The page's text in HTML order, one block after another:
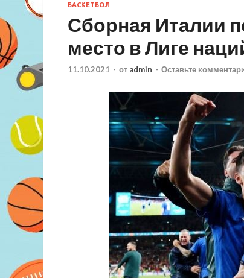
БАСКЕТБОЛ
Сборная Италии
место в Лиге
11.10.2021 - от admin - Оставьте